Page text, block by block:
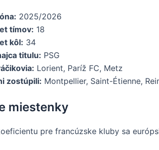
2025/2026
tímov: 18
kôl: 34
titulu: PSG
Lorient, Paríž FC, Metz
zostúpili: Montpellier, Saint-Étienne,
miestenky
pre francúzske kluby sa